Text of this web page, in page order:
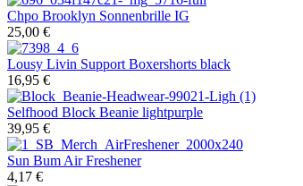
Chpo Brooklyn Sonnenbrille IG
25,00 €
Lousy Livin Support Boxershorts black
16,95 €
Selfhood Block Beanie lightpurple
39,95 €
Sun Bum Air Freshener
4,17 €